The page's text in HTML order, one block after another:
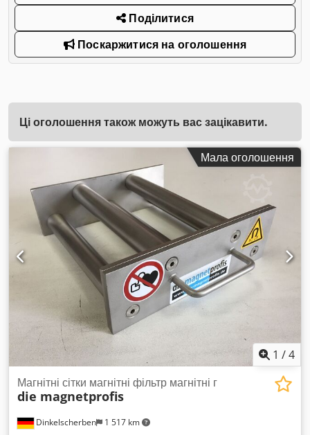
Поділитися
Поскаржитися на оголошення
Ці оголошення також можуть вас зацікавити.
Мала оголошення
1 /4
Dinkelscherben 1 517 km
Магнітні сітки магнітні фільтр магнітні г
die magnetprofis